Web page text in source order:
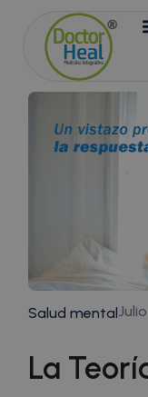
Salud mental
La